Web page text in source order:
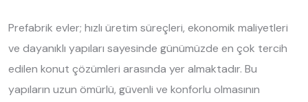
Prefabrik evler; hızlı üretim süreçleri, ekonomik maliyetleri
ve dayanıklı yapıları sayesinde günümüzde en çok tercih
edilen konut çözümleri arasında yer almaktadır. Bu
yapıların uzun ömürlü, güvenli ve konforlu olmasının